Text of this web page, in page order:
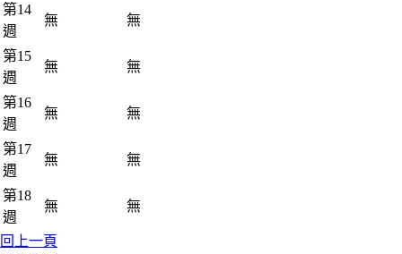
第14
週
無 無
第15
週
無 無
第16
週
無 無
第17
週
無 無
第18
週
無 無
回上一頁